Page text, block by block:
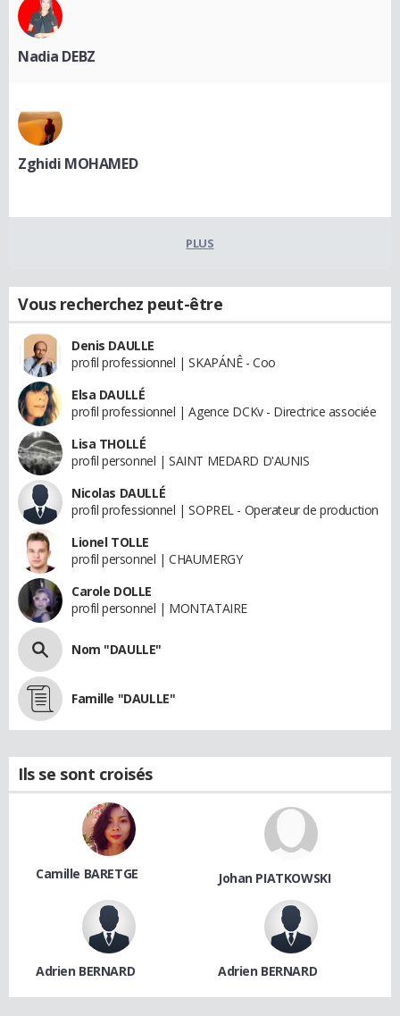
Nadia DEBZ
Zghidi MOHAMED
PLUS
Vous recherchez peut-être
Denis DAULLE
profil professionnel | SKAPÁNÊ - Coo
Elsa DAULLÉ
profil professionnel | Agence DCKv - Directrice associée
Lisa THOLLÉ
profil personnel | SAINT MEDARD D'AUNIS
Nicolas DAULLÉ
profil professionnel | SOPREL - Operateur de production
Lionel TOLLE
profil personnel | CHAUMERGY
Carole DOLLE
profil personnel | MONTATAIRE
Nom "DAULLE"
Famille "DAULLE"
Ils se sont croisés
Camille BARETGE Johan PIATKOWSKI
Adrien BERNARD Adrien BERNARD